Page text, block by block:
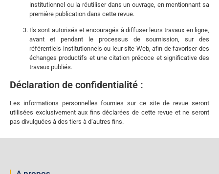
institutionnel ou la réutiliser dans un ouvrage, en mentionnant sa
première publication dans cette revue.
Ils sont autorisés et encouragés à diffuser leurs travaux en ligne,
avant et pendant le processus de soumission, sur des
référentiels institutionnels ou leur site Web, afin de favoriser des
échanges productifs et une citation précoce et significative des
travaux publiés.
Déclaration de confidentialité :
Les informations personnelles fournies sur ce site de revue seront
utilisées exclusivement aux fins déclarées de cette revue et ne seront
pas divulguées à des tiers à d’autres fins.